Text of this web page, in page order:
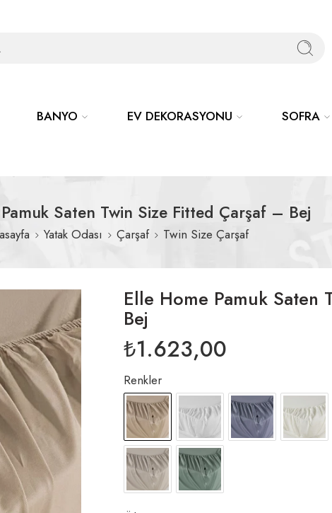
Tüm ürünlerde %30 İNDİRİM
BANYO EV DEKORASYONU SOFRA
Saten Twin Size Fitted Çarşaf – Bej
Yatak Odası Çarşaf Twin Size Çarşaf
Elle Home Pamuk Saten
Bej
₺1.623,00
Renkler